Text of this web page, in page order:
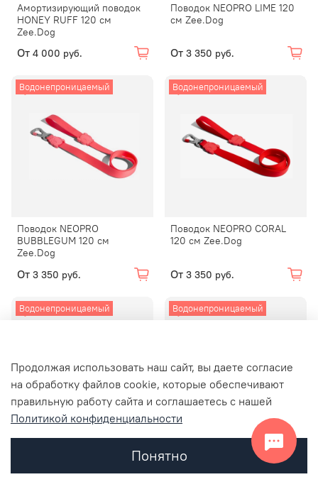
Амортизирующий поводок
HONEY RUFF 120 см
Zee.Dog
От 4 000 руб.
Поводок NEOPRO LIME 120
см Zee.Dog
От 3 350 руб.
Водонепроницаемый
Поводок NEOPRO
BUBBLEGUM 120 см
Zee.Dog
От 3 350 руб.
Водонепроницаемый
Поводок NEOPRO CORAL
120 см Zee.Dog
От 3 350 руб.
Водонепроницаемый
AMAZONIA 120 см Zee.Dog
Водонепроницаемый
Поводок NEOPRO
TANGERINE 120 см Zee.Dog
Продолжая использовать наш сайт, вы даете согласие
на обработку файлов cookie, которые обеспечивают
правильную работу сайта и соглашаетесь с нашей
Политикой конфиденциальности
Понятно